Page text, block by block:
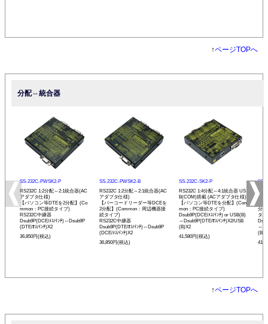
↑ページTOPへ
分配⇔統合器
SS-232C-PWSK2-P
RS232C 1:2分配⇔2:1統合器(AC
アダプタ仕様)
【パソコン等DTEを2分配】(Co
mmon：PC接続タイプ)
RS232C中継器
Dsub9P(DCE/ﾒｽ/ｲﾝﾁ)⇔Dsub9P
(DTE/ｵｽ/ｲﾝﾁ)X2
36,850円(税込)
SS-232C-PWSK2-B
RS232C 1:2分配⇔2:1統合器(AC
アダプタ仕様)
【バーコードリーダー等DCEを
2分配】(Common：周辺機器接
続タイプ)
RS232C中継器
Dsub9P(DTE/ｵｽ/ｲﾝﾁ)⇔Dsub9P
(DCE/ﾒｽ/ｲﾝﾁ)X2
36,850円(税込)
SS-232C-SK2-P
RS232C 1:4分配⇔4:1統合器 US
B(COM)搭載 (ACアダプタ仕様)
【パソコン等DTEを分配】(Com
mon：PC接続タイプ)
Dsub9P(DCE/ﾒｽ/ｲﾝﾁ) or USB(B)
⇔Dsub9P(DTE/ｵｽ/ｲﾝﾁ)X2/USB
(B)X2
41,580円(税込)
SS-
分
タ
↑ページTOPへ